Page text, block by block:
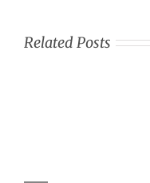
Related Posts